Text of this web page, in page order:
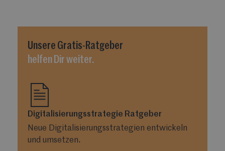
Unsere Gratis-Ratgeber
helfen Dir weiter.
Digitalisierungsstrategie Ratgeber
Neue Digitalisierungsstrategien entwickeln
und umsetzen.